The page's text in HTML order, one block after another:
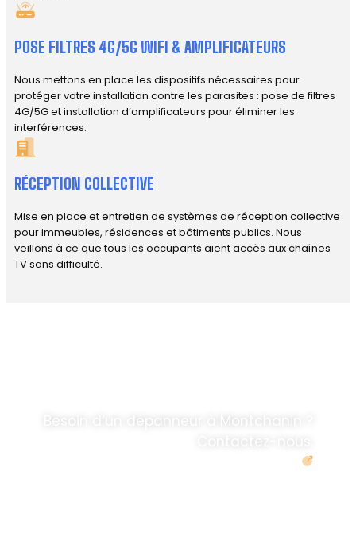
POSE FILTRES 4G/5G WIFI & AMPLIFICATEURS
Nous mettons en place les dispositifs nécessaires pour
protéger votre installation contre les parasites : pose de filtres
4G/5G et installation d’amplificateurs pour éliminer les
interférences.
RÉCEPTION COLLECTIVE
Mise en place et entretien de systèmes de réception collective
pour immeubles, résidences et bâtiments publics. Nous
veillons à ce que tous les occupants aient accès aux chaînes
TV sans difficulté.
Besoin d’un dépanneur à Montchanin ?